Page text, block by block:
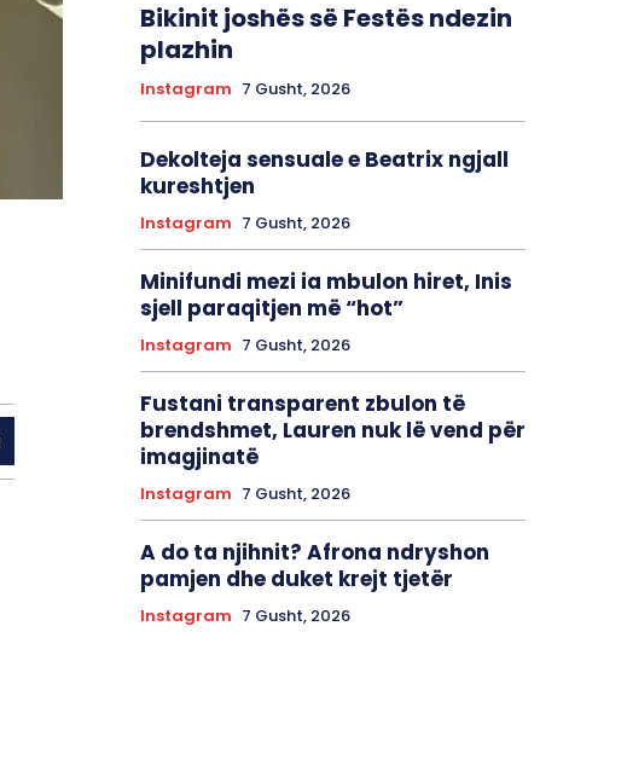
Bikinit joshës së Festës ndezin
plazhin
Instagram 7 Gusht, 2026
Dekolteja sensuale e Beatrix ngjall
kureshtjen
Instagram 7 Gusht, 2026
Minifundi mezi ia mbulon hiret, Inis
sjell paraqitjen më “hot”
Instagram 7 Gusht, 2026
Fustani transparent zbulon të
brendshmet, Lauren nuk lë vend për
imagjinatë
Instagram 7 Gusht, 2026
A do ta njihnit? Afrona ndryshon
pamjen dhe duket krejt tjetër
Instagram 7 Gusht, 2026